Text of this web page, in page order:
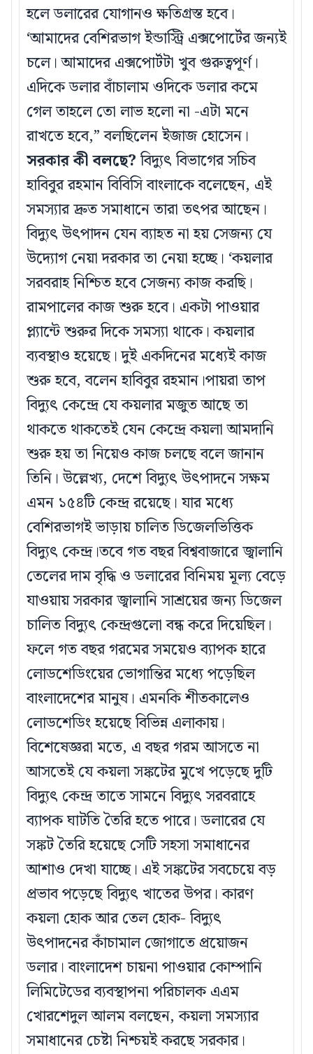
হলে ডলারের যোগানও ক্ষতিগ্রস্ত হবে।
‘আমাদের বেশিরভাগ ইন্ডাস্ট্রি এক্সপোর্টের জন্যই
চলে। আমাদের এক্সপোর্টটা খুব গুরুত্বপূর্ণ।
এদিকে ডলার বাঁচালাম ওদিকে ডলার কমে
গেল তাহলে তো লাভ হলো না -এটা মনে
রাখতে হবে,” বলছিলেন ইজাজ হোসেন।
সরকার কী বলছে?বিদ্যুৎ বিভাগের সচিব
হাবিবুর রহমান বিবিসি বাংলাকে বলেছেন, এই
সমস্যার দ্রুত সমাধানে তারা তৎপর আছেন।
বিদ্যুৎ উৎপাদন যেন ব্যাহত না হয় সেজন্য যে
উদ্যোগ নেয়া দরকার তা নেয়া হচ্ছে। ‘কয়লার
সরবরাহ নিশ্চিত হবে সেজন্য কাজ করছি।
রামপালের কাজ শুরু হবে। একটা পাওয়ার
প্ল্যান্টে শুরুর দিকে সমস্যা থাকে। কয়লার
ব্যবস্থাও হয়েছে। দুই একদিনের মধ্যেই কাজ
শুরু হবে, বলেন হাবিবুর রহমান।পায়রা তাপ
বিদ্যুৎ কেন্দ্রে যে কয়লার মজুত আছে তা
থাকতে থাকতেই যেন কেন্দ্রে কয়লা আমদানি
শুরু হয় তা নিয়েও কাজ চলছে বলে জানান
তিনি। উল্লেখ্য, দেশে বিদ্যুৎ উৎপাদনে সক্ষম
এমন ১৫৪টি কেন্দ্র রয়েছে। যার মধ্যে
বেশিরভাগই ভাড়ায় চালিত ডিজেলভিত্তিক
বিদ্যুৎ কেন্দ্র।তবে গত বছর বিশ্ববাজারে জ্বালানি
তেলের দাম বৃদ্ধি ও ডলারের বিনিময় মূল্য বেড়ে
যাওয়ায় সরকার জ্বালানি সাশ্রয়ের জন্য ডিজেল
চালিত বিদ্যুৎ কেন্দ্রগুলো বন্ধ করে দিয়েছিল।
ফলে গত বছর গরমের সময়েও ব্যাপক হারে
লোডশেডিংয়ের ভোগান্তির মধ্যে পড়েছিল
বাংলাদেশের মানুষ। এমনকি শীতকালেও
লোডশেডিং হয়েছে বিভিন্ন এলাকায়।
বিশেষেজ্ঞরা মতে, এ বছর গরম আসতে না
আসতেই যে কয়লা সঙ্কটের মুখে পড়েছে দুটি
বিদ্যুৎ কেন্দ্র তাতে সামনে বিদ্যুৎ সরবরাহে
ব্যাপক ঘাটতি তৈরি হতে পারে। ডলারের যে
সঙ্কট তৈরি হয়েছে সেটি সহসা সমাধানের
আশাও দেখা যাচ্ছে। এই সঙ্কটের সবচেয়ে বড়
প্রভাব পড়েছে বিদ্যুৎ খাতের উপর। কারণ
কয়লা হোক আর তেল হোক- বিদ্যুৎ
উৎপাদনের কাঁচামাল জোগাতে প্রয়োজন
ডলার। বাংলাদেশ চায়না পাওয়ার কোম্পানি
লিমিটেডের ব্যবস্থাপনা পরিচালক এএম
খোরশেদুল আলম বলছেন, কয়লা সমস্যার
সমাধানের চেষ্টা নিশ্চয়ই করছে সরকার।